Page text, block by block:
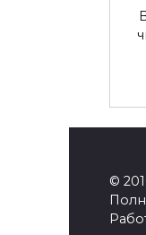
©